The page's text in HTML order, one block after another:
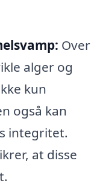
Over
alger og
kun
også kan
integritet.
at disse